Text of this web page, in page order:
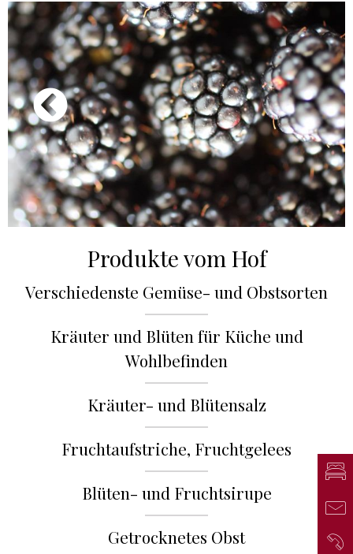
Produkte vom Hof
Verschiedenste Gemüse- und Obstsorten
Kräuter und Blüten für Küche und
Wohlbefinden
Kräuter- und Blütensalz
Fruchtaufstriche, Fruchtgelees
Blüten- und Fruchtsirupe
Getrocknetes Obst